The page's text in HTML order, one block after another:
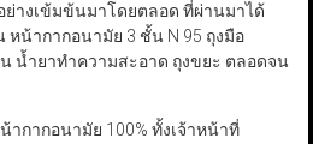
างเข้มข้นมาโดยตลอด ที่ผ่านมาได้
น้ากากอนามัย 3 ชั้น N 95 ถุงมือ
น้ำยาทำความสะอาด ถุงขยะ ตลอดจน
กากอนามัย 100% ทั้งเจ้าหน้าที่